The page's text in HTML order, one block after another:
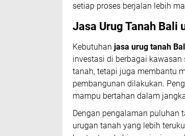
setiap proses berjalan lebih
Jasa Urug Tanah Bali
Kebutuhan jasa urug tanah
investasi di berbagai
tanah, tetapi juga membantu
pembangunan dilakukan.
mampu bertahan dalam
Dengan pengalaman puluhan
urugan tanah yang lebih